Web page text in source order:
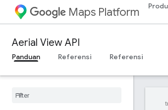
Maps Platform
Aerial View API
Panduan
Referensi Referensi